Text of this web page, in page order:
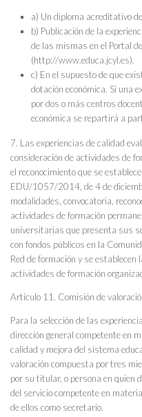
a) Un diploma acreditativo
b) Publicación de la
de las mismas en el Portal
(http://www.educa.jcyl.es).
c) En el supuesto de que
dotación económica. Si una
por dos o más centros
económica se repartirá a
7. Las experiencias de calidad
consideración de actividades de
el reconocimiento que se
EDU/1057/2014, de 4 de
modalidades, convocatoria,
actividades de formación
universitarias que presenta sus
con fondos públicos en la
Red de formación y se establecen
actividades de formación
Artículo 11. Comisión de
Para la selección de las
dirección general competente en
calidad y mejora del sistema
valoración compuesta por tres
por su titular, o persona en quien
del servicio competente en
de ellos como secretario.